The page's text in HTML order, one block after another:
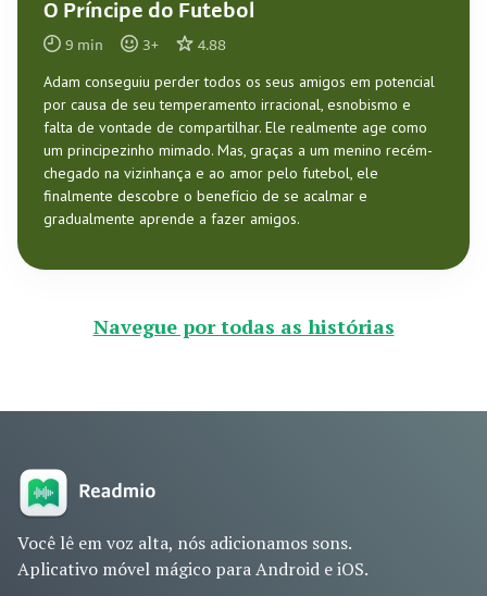
O Príncipe do Futebol
9 min 3+ 4.88
Adam conseguiu perder todos os seus amigos em potencial
por causa de seu temperamento irracional, esnobismo e
falta de vontade de compartilhar. Ele realmente age como
um principezinho mimado. Mas, graças a um menino recém-
chegado na vizinhança e ao amor pelo futebol, ele
finalmente descobre o benefício de se acalmar e
gradualmente aprende a fazer amigos.
Navegue por todas as histórias
Você lê em voz alta, nós adicionamos sons.
Aplicativo móvel mágico para Android e iOS.